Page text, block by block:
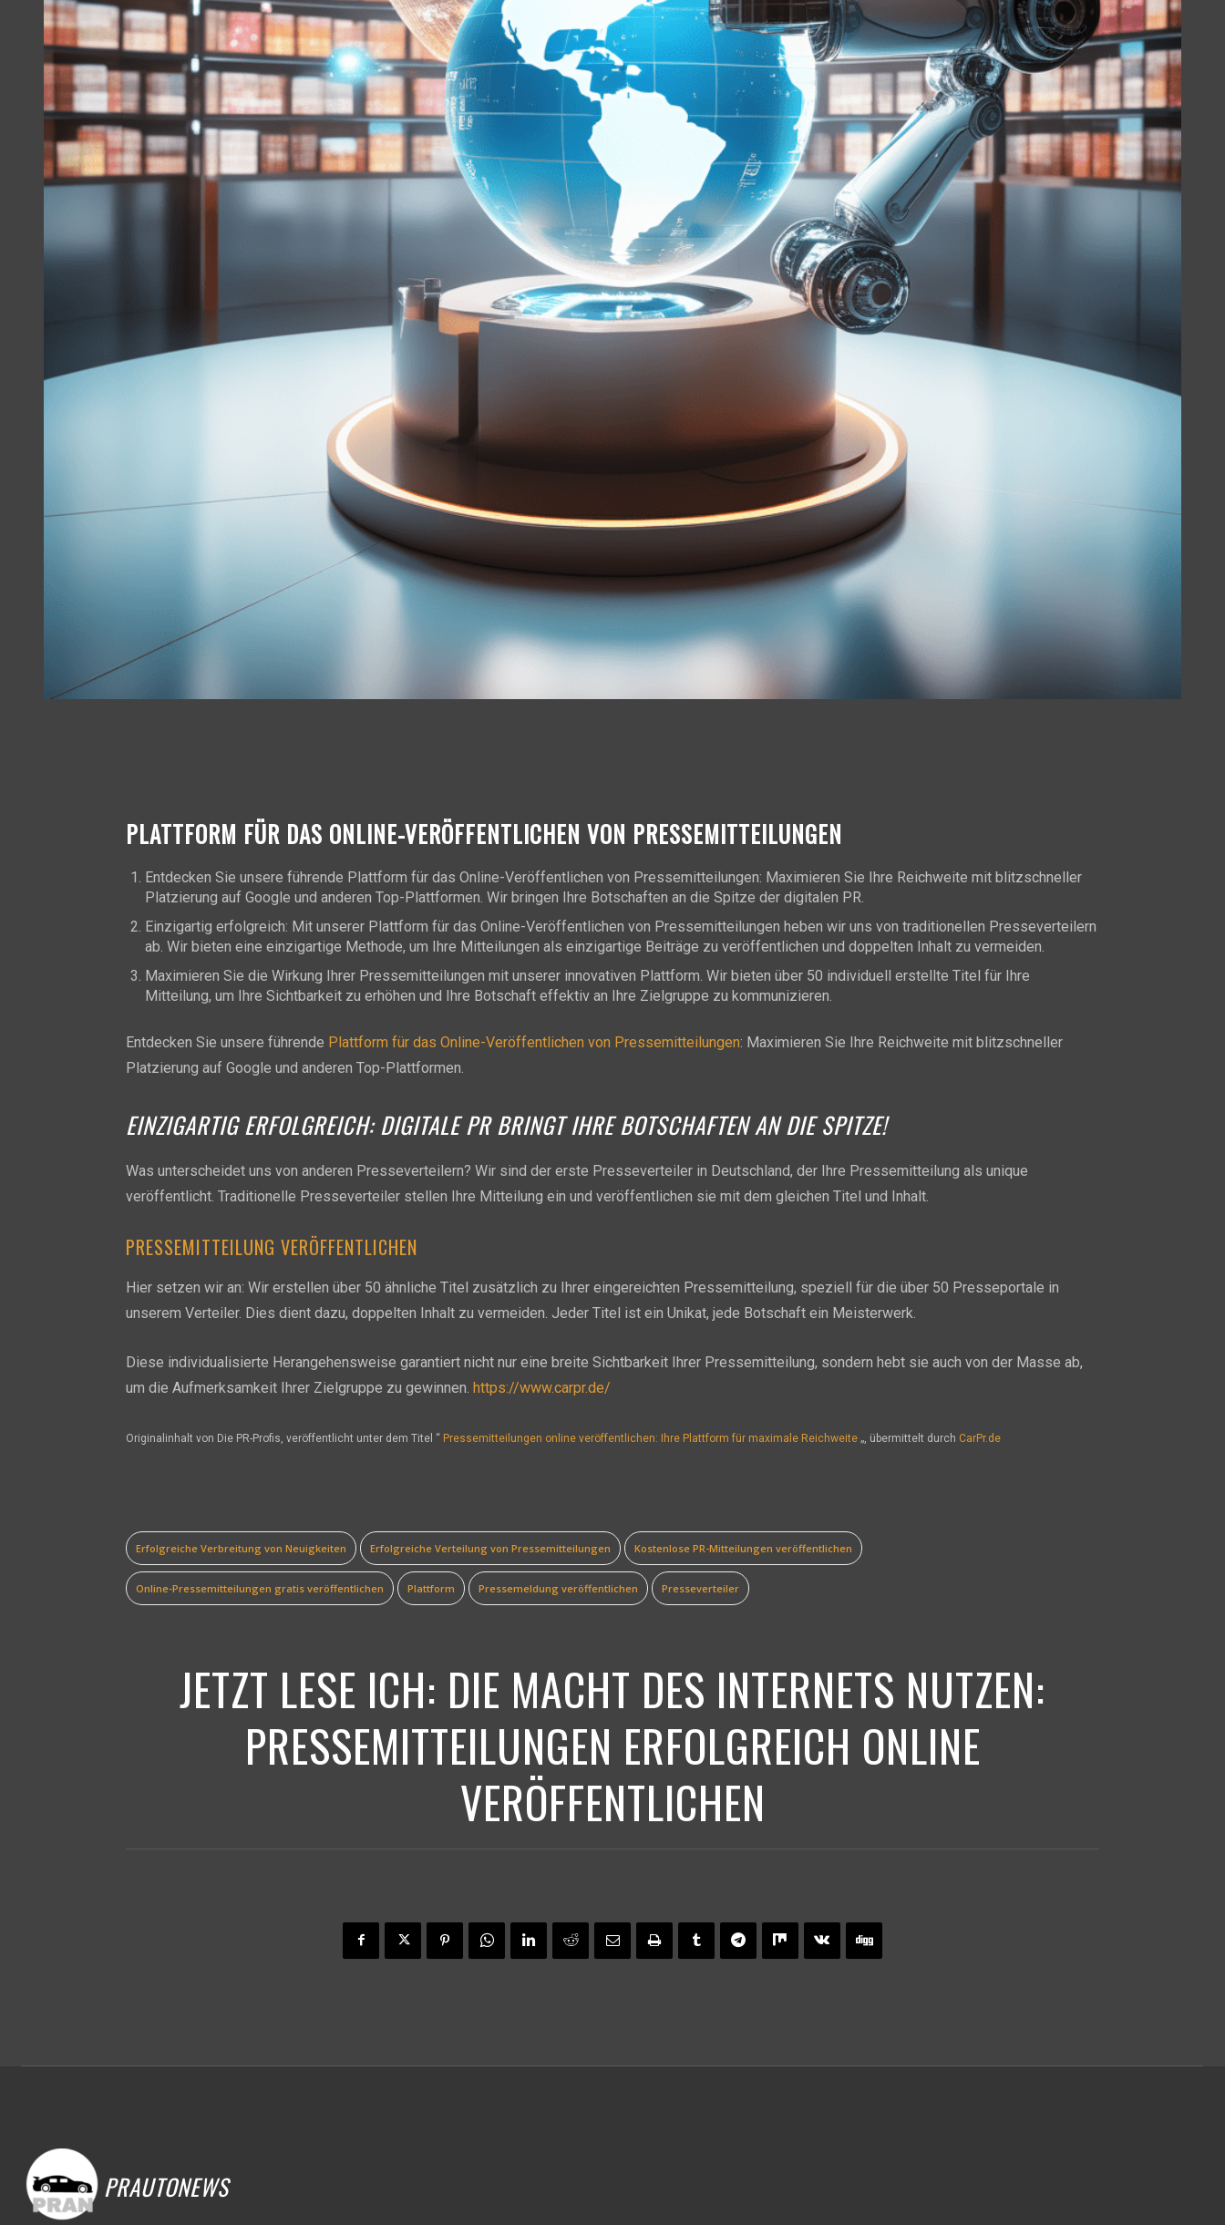
PLATTFORM FÜR DAS ONLINE-VERÖFFENTLICHEN VON PRESSEMITTEILUNGEN
Entdecken Sie unsere führende Plattform für das Online-Veröffentlichen von Pressemitteilungen: Maximieren Sie Ihre Reichweite mit blitzschneller
Platzierung auf Google und anderen Top-Plattformen. Wir bringen Ihre Botschaften an die Spitze der digitalen PR.
Einzigartig erfolgreich: Mit unserer Plattform für das Online-Veröffentlichen von Pressemitteilungen heben wir uns von traditionellen Presseverteilern
ab. Wir bieten eine einzigartige Methode, um Ihre Mitteilungen als einzigartige Beiträge zu veröffentlichen und doppelten Inhalt zu vermeiden.
Maximieren Sie die Wirkung Ihrer Pressemitteilungen mit unserer innovativen Plattform. Wir bieten über 50 individuell erstellte Titel für Ihre
Mitteilung, um Ihre Sichtbarkeit zu erhöhen und Ihre Botschaft effektiv an Ihre Zielgruppe zu kommunizieren.
Entdecken Sie unsere führende Plattform für das Online-Veröffentlichen von Pressemitteilungen: Maximieren Sie Ihre Reichweite mit blitzschneller
Platzierung auf Google und anderen Top-Plattformen.
EINZIGARTIG ERFOLGREICH: DIGITALE PR BRINGT IHRE BOTSCHAFTEN AN DIE SPITZE!
Was unterscheidet uns von anderen Presseverteilern? Wir sind der erste Presseverteiler in Deutschland, der Ihre Pressemitteilung als unique
veröffentlicht. Traditionelle Presseverteiler stellen Ihre Mitteilung ein und veröffentlichen sie mit dem gleichen Titel und Inhalt.
PRESSEMITTEILUNG VERÖFFENTLICHEN
Hier setzen wir an: Wir erstellen über 50 ähnliche Titel zusätzlich zu Ihrer eingereichten Pressemitteilung, speziell für die über 50 Presseportale in
unserem Verteiler. Dies dient dazu, doppelten Inhalt zu vermeiden. Jeder Titel ist ein Unikat, jede Botschaft ein Meisterwerk.
Diese individualisierte Herangehensweise garantiert nicht nur eine breite Sichtbarkeit Ihrer Pressemitteilung, sondern hebt sie auch von der Masse ab,
um die Aufmerksamkeit Ihrer Zielgruppe zu gewinnen. https://www.carpr.de/
Originalinhalt von Die PR-Profis, veröffentlicht unter dem Titel “ Pressemitteilungen online veröffentlichen: Ihre Plattform für maximale Reichweite „, übermittelt durch CarPr.de
Erfolgreiche Verbreitung von Neuigkeiten Erfolgreiche Verteilung von Pressemitteilungen Kostenlose PR-Mitteilungen veröffentlichen
Online-Pressemitteilungen gratis veröffentlichen Plattform Pressemeldung veröffentlichen Presseverteiler
JETZT LESE ICH: DIE MACHT DES INTERNETS NUTZEN:
PRESSEMITTEILUNGEN ERFOLGREICH ONLINE
VERÖFFENTLICHEN
PRAUTONEWS